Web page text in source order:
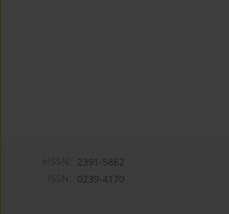
2391-5862
0239-4170